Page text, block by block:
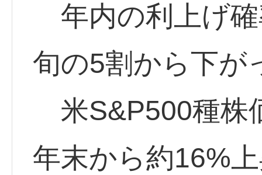
年内の利上げ
旬の5割から下が
米S&P500種株
年末から約16%